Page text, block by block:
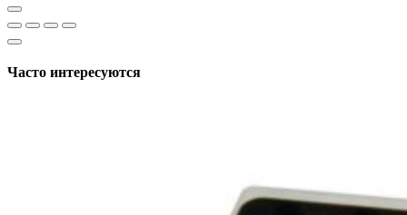
Часто интересуются